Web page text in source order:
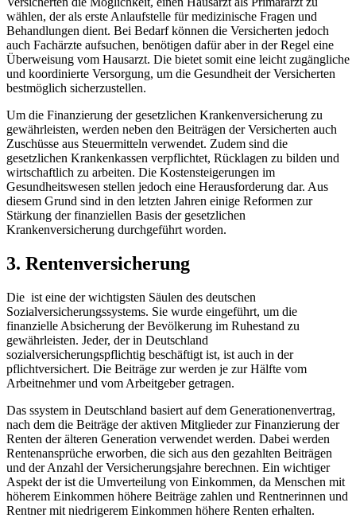
wählen, der ⁣als erste Anlaufstelle für medizinische Fragen und‍
Behandlungen dient.⁢ Bei Bedarf können die Versicherten jedoch
auch ⁣Fachärzte aufsuchen, benötigen dafür aber in der Regel eine
⁢Überweisung vom Hausarzt.⁣ Die⁢ bietet somit eine‌ leicht zugängliche
und koordinierte Versorgung, um die Gesundheit der Versicherten
bestmöglich sicherzustellen.
Um die Finanzierung der ⁢gesetzlichen Krankenversicherung zu
⁤gewährleisten, werden neben den Beiträgen der Versicherten auch
Zuschüsse aus Steuermitteln verwendet. Zudem sind die
gesetzlichen Krankenkassen verpflichtet,⁢ Rücklagen zu bilden und
wirtschaftlich zu ​arbeiten. Die⁢ Kostensteigerungen im ​
Gesundheitswesen stellen jedoch eine⁣ Herausforderung dar. Aus
diesem Grund​ sind⁤ in den letzten Jahren einige Reformen zur
Stärkung der finanziellen Basis der gesetzlichen
Krankenversicherung durchgeführt worden.
3. ‍Rentenversicherung
Die ​ ist eine der wichtigsten Säulen des deutschen
Sozialversicherungssystems. Sie wurde eingeführt, um die
finanzielle Absicherung der Bevölkerung im⁢ Ruhestand zu⁤
gewährleisten. Jeder, der in Deutschland⁤
sozialversicherungspflichtig beschäftigt ist, ist auch in der ⁣
pflichtversichert. Die Beiträge zur werden je ​zur Hälfte vom
Arbeitnehmer und⁢ vom Arbeitgeber getragen.
Das ssystem in Deutschland ⁢basiert auf dem Generationenvertrag,
nach‌ dem die Beiträge ‌der aktiven Mitglieder zur Finanzierung der
Renten der älteren⁣ Generation verwendet ⁣werden. Dabei werden
Rentenansprüche erworben, die sich aus den‌ gezahlten Beiträgen
und der‌ Anzahl⁤ der Versicherungsjahre berechnen. Ein wichtiger
Aspekt der ist​ die Umverteilung ⁤von Einkommen, da Menschen mit
höherem Einkommen höhere Beiträge ⁤zahlen und Rentnerinnen und
Rentner mit niedrigerem Einkommen‌ höhere⁢ Renten‍ erhalten.